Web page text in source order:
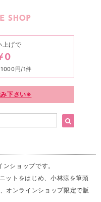
上げで
0
円/1件
下さい※
ショップです。
ットをはじめ、小林涼を筆頭
オンラインショップ限定で販